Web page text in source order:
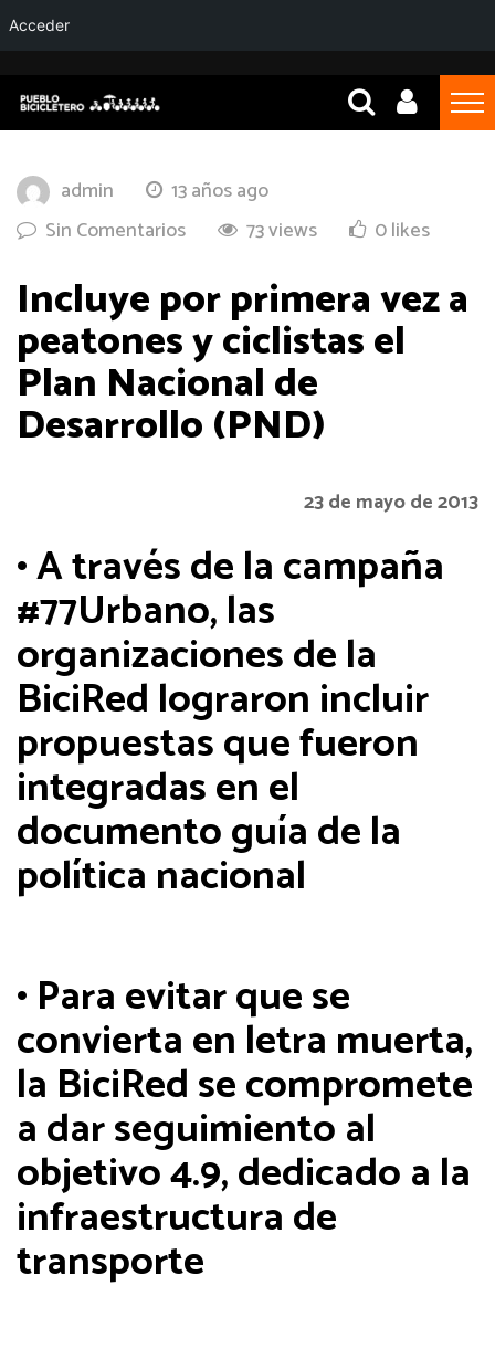
admin
13 años ago
Sin Comentarios
73 views 0 likes
Incluye por primera vez a
peatones y ciclistas el
Plan Nacional de
Desarrollo (PND)
23 de mayo de 2013
• A través de la campaña
#77Urbano, las
organizaciones de la
BiciRed lograron incluir
propuestas que fueron
integradas en el
documento guía de la
política nacional
• Para evitar que se
convierta en letra muerta,
la BiciRed se compromete
a dar seguimiento al
objetivo 4.9, dedicado a la
infraestructura de
transporte
Acceder